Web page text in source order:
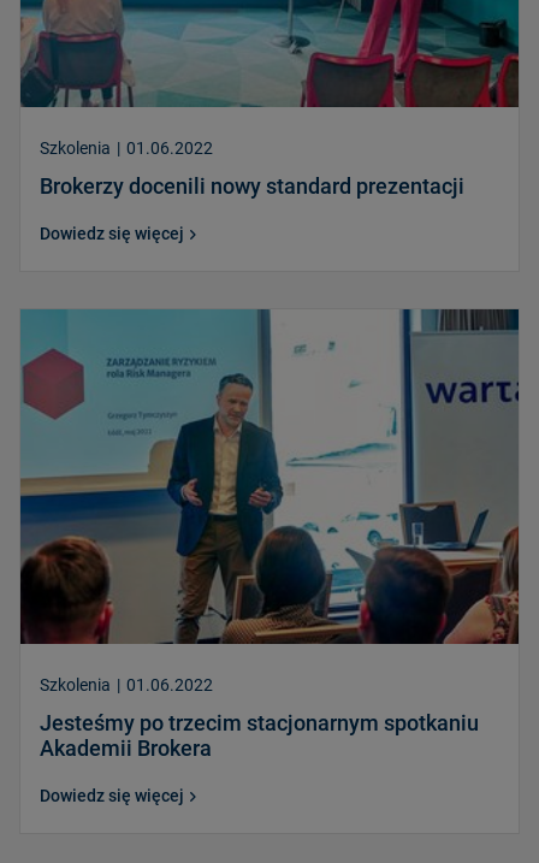
Szkolenia | 01.06.2022
Brokerzy docenili nowy standard prezentacji
Dowiedz się więcej
Szkolenia | 01.06.2022
Jesteśmy po trzecim stacjonarnym spotkaniu
Akademii Brokera
Dowiedz się więcej